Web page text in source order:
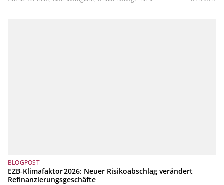
BLOGPOST
EZB‑Klimafaktor 2026: Neuer Risikoabschlag verändert
Refinanzierungsgeschäfte